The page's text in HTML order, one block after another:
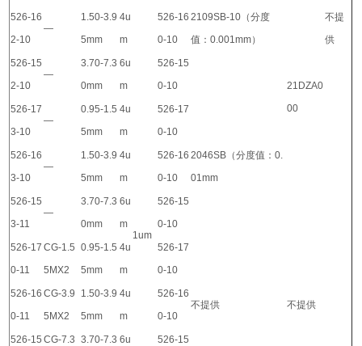
1um
不提
供
2109SB-10（分度
值：0.001mm）
21DZA0
00
526-16
2-10
—
1.50-3.9
5mm
4u
m
526-16
0-10
526-15
2-10
—
3.70-7.3
0mm
6u
m
526-15
0-10
526-17
3-10
—
0.95-1.5
5mm
4u
m
526-17
0-10
2046SB（分度值：0.
01mm
526-16
3-10
—
1.50-3.9
5mm
4u
m
526-16
0-10
526-15
3-11
—
3.70-7.3
0mm
6u
m
526-15
0-10
526-17
0-11
CG-1.5
5MX2
0.95-1.5
5mm
4u
m
526-17
0-10
不提供 不提供
526-16
0-11
CG-3.9
5MX2
1.50-3.9
5mm
4u
m
526-16
0-10
526-15 CG-7.3 3.70-7.3 6u
526-15